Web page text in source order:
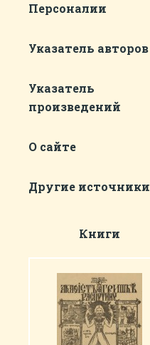
Персоналии
Указатель авторов
Указатель
произведений
О сайте
Другие источники
Книги